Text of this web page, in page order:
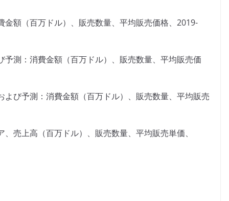
額（百万ドル）、販売数量、平均販売価格、2019-
測：消費金額（百万ドル）、販売数量、平均販売価
び予測：消費金額（百万ドル）、販売数量、平均販売
売上高（百万ドル）、販売数量、平均販売単価、